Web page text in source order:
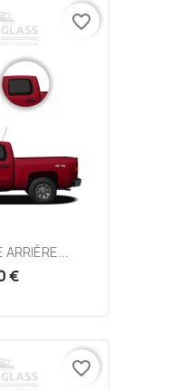
ARRIÈRE...
€
favorite_border
favorite_border